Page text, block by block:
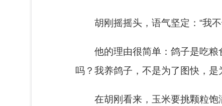
胡刚摇摇头，语气坚定：“我
他的理由很简单：鸽子是吃
吗？我养鸽子，不是为了图快，是
在胡刚看来，玉米要挑颗粒